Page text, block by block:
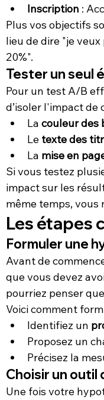
Inscription :
Plus vos objectifs
lieu de dire "je
20%".
Tester un seul
Pour un test A/B
d’isoler l'impact de
La couleur des
Le texte des
La mise en
Si vous testez
impact sur les
même temps,
Les étapes
Formuler une
Avant de
que vous devez
pourriez penser
Voici comment
Identifiez un
Proposez un
Précisez la
Choisir un outil
Une fois votre